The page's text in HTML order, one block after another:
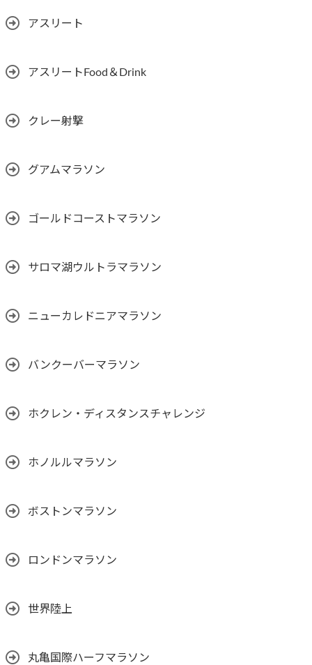
アスリート
アスリートFood＆Drink
クレー射撃
グアムマラソン
ゴールドコーストマラソン
サロマ湖ウルトラマラソン
ニューカレドニアマラソン
バンクーバーマラソン
ホクレン・ディスタンスチャレンジ
ホノルルマラソン
ボストンマラソン
ロンドンマラソン
世界陸上
丸亀国際ハーフマラソン